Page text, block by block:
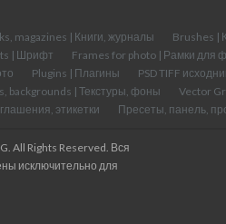
magazines | Книги, журналы Brushes |
| Шрифт Frames for photo | Рамки для
Plugins | Плагины PSD TIFF
backgrounds | Текстуры, фоны Vector
этикетки Пресеты, панель,
All Rights Reserved. Вся
исключительно для